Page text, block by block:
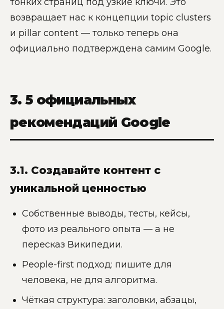
возвращает нас к концепции topic clusters
и pillar content — только теперь она
официально подтверждена самим Google.
3. 5 официальных
рекомендаций Google
3.1. Создавайте контент с
уникальной ценностью
Собственные выводы, тесты, кейсы,
фото из реального опыта — а не
пересказ Википедии.
People-first подход: пишите для
человека, не для алгоритма.
Чёткая структура: заголовки, абзацы,